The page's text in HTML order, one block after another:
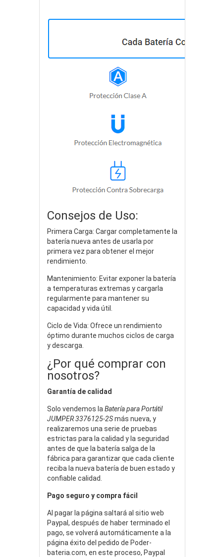
Consejos de Uso:
Primera Carga: Cargar completamente la
batería nueva antes de usarla por
primera vez para obtener el mejor
rendimiento.
Mantenimiento: Evitar exponer la batería
a temperaturas extremas y cargarla
regularmente para mantener su
capacidad y vida útil.
Ciclo de Vida: Ofrece un rendimiento
óptimo durante muchos ciclos de carga
y descarga.
¿Por qué comprar con
nosotros?
Garantía de calidad
Solo vendemos la Batería para Portátil
JUMPER 3376125-2Smás nueva, y
realizaremos una serie de pruebas
estrictas para la calidad y la seguridad
antes de que la batería salga de la
fábrica para garantizar que cada cliente
reciba la nueva batería de buen estado y
confiable calidad.
Pago seguro y compra fácil
Al pagar la página saltará al sitio web
Paypal, después de haber terminado el
pago, se volverá automáticamente a la
página éxito del pedido de Poder-
bateria.com, en este proceso, Paypal